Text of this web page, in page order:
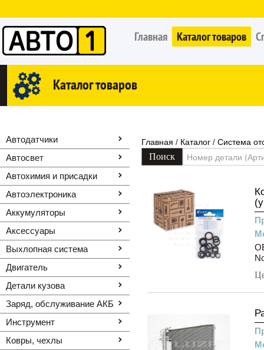
Главная Каталог товаров
Каталог товаров
Автодатчики
Автосвет
Автохимия и присадки
Автоэлектроника
Аккумуляторы
Аксессуары
Выхлопная система
Двигатель
Детали кузова
Заряд, обслуживание АКБ
Инструмент
Ковры, чехлы
Главная / Каталог / Система